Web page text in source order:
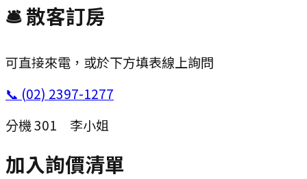
🛎 散客訂房
可直接來電，或於下方填表線上詢問
📞 (02) 2397-1277
分機301 李小姐
加入詢價清單